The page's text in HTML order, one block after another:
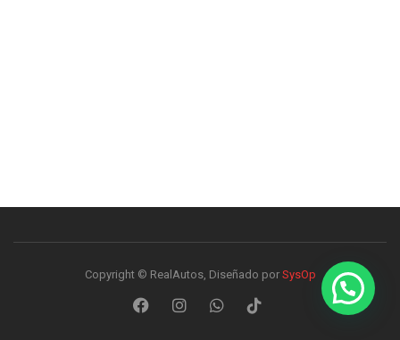
Copyright © RealAutos, Diseñado por SysOp